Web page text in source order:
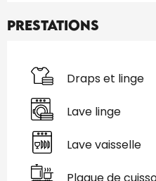
Prestations
Draps et linge
Lave linge
Lave vaisselle
Plaque de